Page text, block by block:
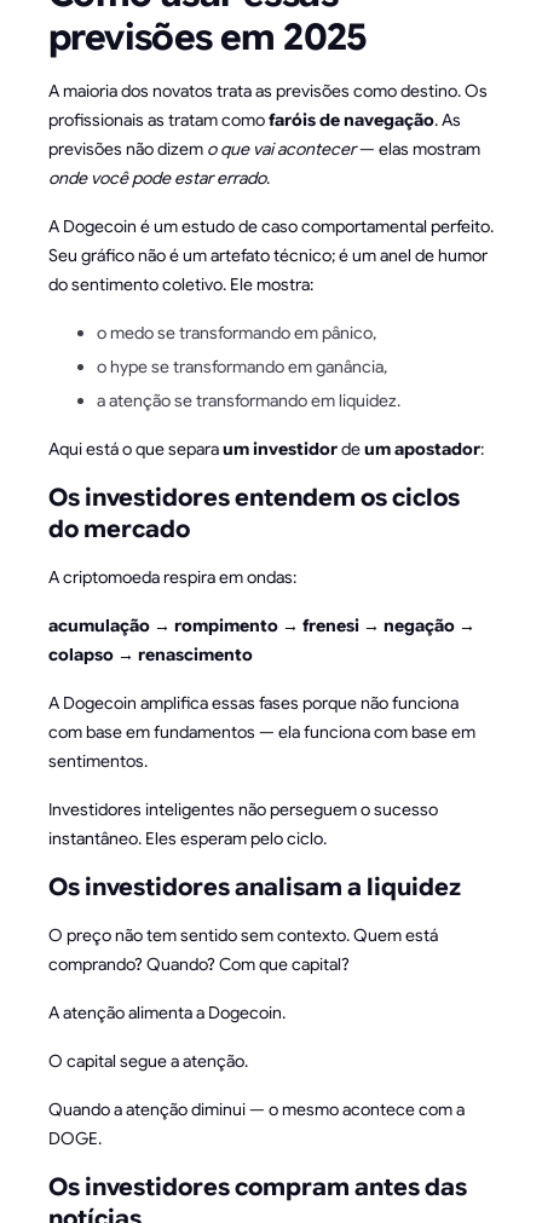
previsões em 2025
A maioria dos novatos trata as previsões como destino. Os
profissionais as tratam comofaróis de navegação. As
previsões não dizem o que vai acontecer— elas mostram
onde você pode estar errado.
A Dogecoin é um estudo de caso comportamental perfeito.
Seu gráfico não é um artefato técnico; é um anel de humor
do sentimento coletivo. Ele mostra:
o medo se transformando em pânico,
o hype se transformando em ganância,
a atenção se transformando em liquidez.
Aqui está o que separaum investidordeum apostador:
Os investidores entendem os ciclos
do mercado
A criptomoeda respira em ondas:
acumulação → rompimento → frenesi → negação →
colapso → renascimento
A Dogecoin amplifica essas fases porque não funciona
com base em fundamentos — ela funciona com base em
sentimentos.
Investidores inteligentes não perseguem o sucesso
instantâneo. Eles esperam pelo ciclo.
Os investidores analisam a liquidez
O preço não tem sentido sem contexto. Quem está
comprando? Quando? Com que capital?
A atenção alimenta a Dogecoin.
O capital segue a atenção.
Quando a atenção diminui — o mesmo acontece com a
DOGE.
Os investidores compram antes das